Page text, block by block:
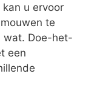
u ervoor
te
wat. Doe-het-
een